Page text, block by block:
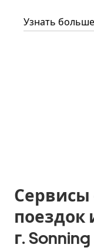
Узнать
Сервисы
поездок
г.